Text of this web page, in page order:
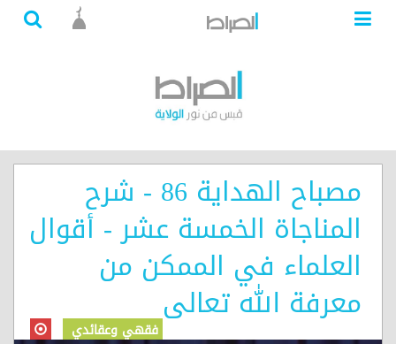
مصباح الهداية 86 - شرح
المناجاة الخمسة عشر - أقوال
العلماء في الممكن من
معرفة الله تعالى
فقهي وعقائدي